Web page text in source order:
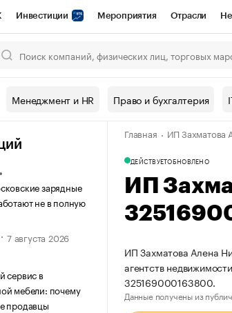
Инвестиции Мероприятия Отрасли
Конференции СПб Спецпроекты
Рынок наличной валюты
Менеджмент и HR Право и бухгалтерия
зарядные
не в полную
7 августа 2026
сервис в
мебели: почему
продавцы
Главная ИП Захматова
ДЕЙСТВУЕТОБНОВЛЕНО
ИП
ИП Захматова Алена
агентств
325169000163800.
Данные получены из